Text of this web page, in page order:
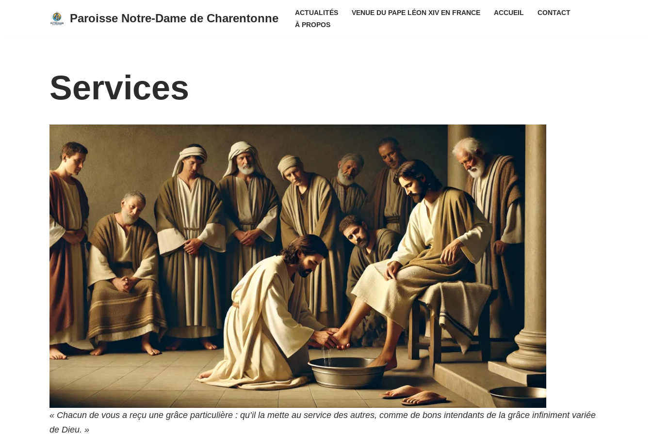
Paroisse Notre-Dame de Charentonne ACTUALITÉS VENUE DU PAPE LÉON XIV EN FRANCE ACCUEIL
CONTACT
À PROPOS
Services
« Chacun de vous a reçu une grâce particulière : qu’il la mette au service des autres, comme de bons intendants de la grâce infiniment variée
de Dieu. »